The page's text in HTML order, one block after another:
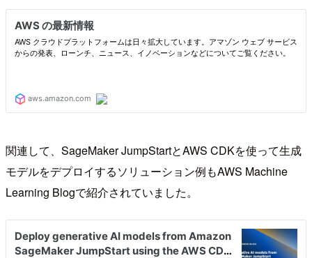
関連して、SageMaker JumpStartとAWS CDKを使って生成
モデルをデプロイするソリューション例もAWS Machine
Learning Blogで紹介されていました。